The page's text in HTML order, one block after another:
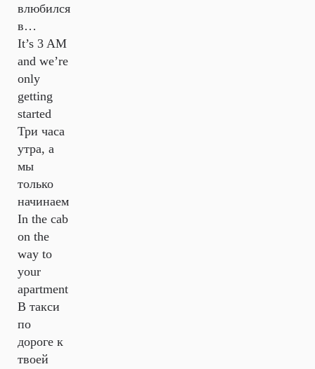
влюбился
в…
It’s 3 AM
and we’re
only
getting
started
Три часа
утра, а
мы
только
начинаем
In the cab
on the
way to
your
apartment
В такси
по
дороге к
твоей